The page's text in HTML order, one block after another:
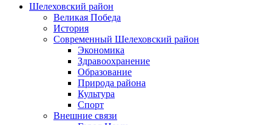
Шелеховский район
Великая Победа
История
Современный Шелеховский район
Экономика
Здравоохранение
Образование
Природа района
Культура
Спорт
Внешние связи